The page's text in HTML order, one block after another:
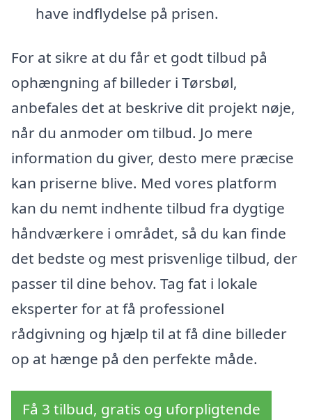
have indflydelse på prisen.
For at sikre at du får et godt tilbud på
ophængning af billeder i Tørsbøl,
anbefales det at beskrive dit projekt nøje,
når du anmoder om tilbud. Jo mere
information du giver, desto mere præcise
kan priserne blive. Med vores platform
kan du nemt indhente tilbud fra dygtige
håndværkere i området, så du kan finde
det bedste og mest prisvenlige tilbud, der
passer til dine behov. Tag fat i lokale
eksperter for at få professionel
rådgivning og hjælp til at få dine billeder
op at hænge på den perfekte måde.
Få 3 tilbud, gratis og uforpligtende